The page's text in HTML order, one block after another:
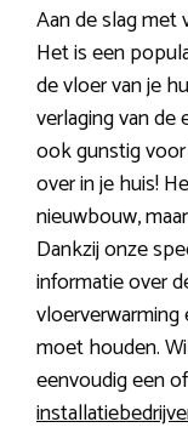
Aan de slag met
Het is een
de vloer van je
verlaging van de
ook gunstig
over in je huis!
nieuwbouw,
Dankzij onze
informatie over
moet houden.
eenvoudig een